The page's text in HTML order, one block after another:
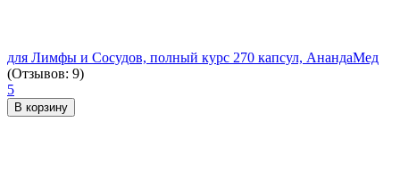
для Лимфы и Сосудов, полный курс 270 капсул, АнандаМед
(Отзывов: 9)
5
В корзину